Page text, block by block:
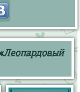
Леопардовый